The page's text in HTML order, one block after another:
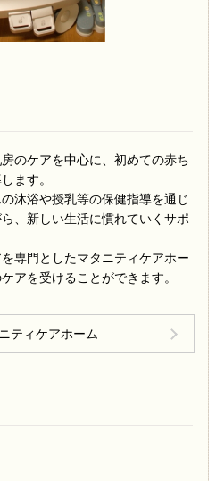
のケアを中心に、初めての赤ち
ます。
沐浴や授乳等の保健指導を通じ
、新しい生活に慣れていくサポ
専門としたマタニティケアホー
アを受けることができます。
ティケアホーム